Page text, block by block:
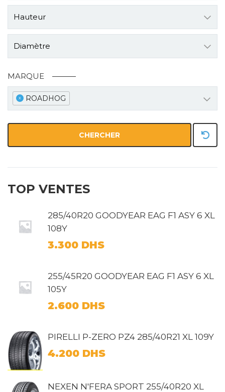
Hauteur
Diamètre
MARQUE
x ROADHOG
CHERCHER
TOP VENTES
285/40R20 GOODYEAR EAG F1 ASY 6 XL
108Y
3.300 DHS
255/45R20 GOODYEAR EAG F1 ASY 6 XL
105Y
2.600 DHS
PIRELLI P-ZERO PZ4 285/40R21 XL 109Y
4.200 DHS
NEXEN N'FERA SPORT 255/40R20 XL